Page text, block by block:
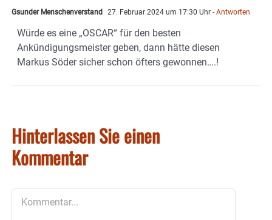
Gsunder Menschenverstand 27. Februar 2024 um 17:30 Uhr - Antworten
Würde es eine „OSCAR“ für den besten
Ankündigungsmeister geben, dann hätte diesen
Markus Söder sicher schon öfters gewonnen….!
Hinterlassen Sie einen
Kommentar